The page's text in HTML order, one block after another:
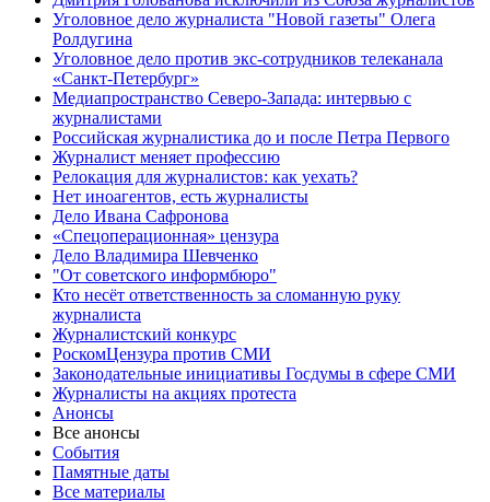
Уголовное дело журналиста "Новой газеты" Олега
Ролдугина
Уголовное дело против экс-сотрудников телеканала
«Санкт-Петербург»
Медиапространство Северо-Запада: интервью с
журналистами
Российская журналистика до и после Петра Первого
Журналист меняет профессию
Релокация для журналистов: как уехать?
Нет иноагентов, есть журналисты
Дело Ивана Сафронова
«Спецоперационная» цензура
Дело Владимира Шевченко
"От советского информбюро"
Кто несёт ответственность за сломанную руку
журналиста
Журналистский конкурс
РоскомЦензура против СМИ
Законодательные инициативы Госдумы в сфере СМИ
Журналисты на акциях протеста
Анонсы
Все анонсы
События
Памятные даты
Все материалы